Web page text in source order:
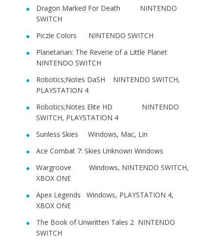
Dragon Marked For Death NINTENDO
SWITCH
Piczle Colors NINTENDO SWITCH
Planetarian: The Reverie of a Little Planet
NINTENDO SWITCH
Robotics;Notes DaSH NINTENDO SWITCH,
PLAYSTATION 4
Robotics;Notes Elite HD NINTENDO
SWITCH, PLAYSTATION 4
Sunless Skies Windows, Mac, Lin
Ace Combat 7: Skies Unknown Windows
Wargroove Windows, NINTENDO SWITCH,
XBOX ONE
Apex Legends Windows, PLAYSTATION 4,
XBOX ONE
The Book of Unwritten Tales 2 NINTENDO
SWITCH